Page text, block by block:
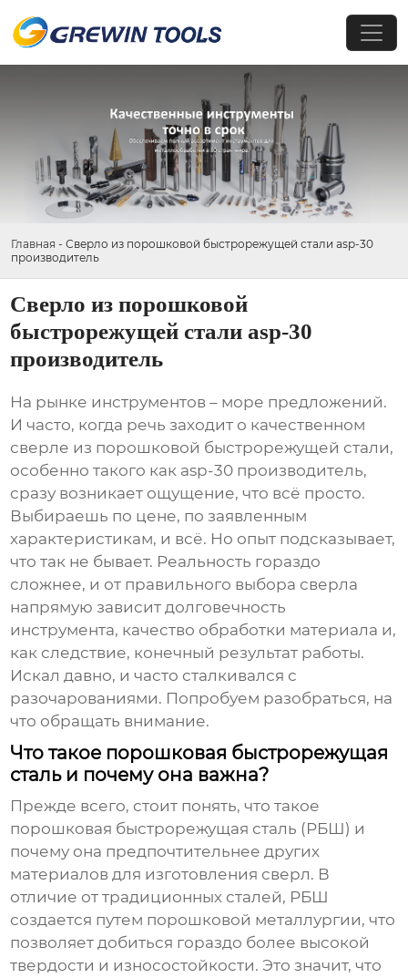
Главная - Сверло из порошковой быстрорежущей стали asp-30
производитель
Сверло из порошковой
быстрорежущей стали asp-30
производитель
На рынке инструментов – море предложений.
И часто, когда речь заходит о качественном
сверле из порошковой быстрорежущей стали,
особенно такого как asp-30 производитель,
сразу возникает ощущение, что всё просто.
Выбираешь по цене, по заявленным
характеристикам, и всё. Но опыт подсказывает,
что так не бывает. Реальность гораздо
сложнее, и от правильного выбора сверла
напрямую зависит долговечность
инструмента, качество обработки материала и,
как следствие, конечный результат работы.
Искал давно, и часто сталкивался с
разочарованиями. Попробуем разобраться, на
что обращать внимание.
Что такое порошковая быстрорежущая
сталь и почему она важна?
Прежде всего, стоит понять, что такое
порошковая быстрорежущая сталь (РБШ) и
почему она предпочтительнее других
материалов для изготовления сверл. В
отличие от традиционных сталей, РБШ
создается путем порошковой металлургии, что
позволяет добиться гораздо более высокой
твердости и износостойкости. Это значит, что